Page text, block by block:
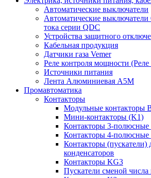
Автоматические выключатели
Автоматические выключатели
тока серии QDC
Устройства защитного
Кабельная продукция
Датчики газа Vemer
Реле контроля мощности (Реле
Источники питания
Лента Алюминиевая А5М
Промавтоматика
Контакторы
Модульные контакторы
Мини-контакторы (K1)
Контакторы 3-
Контакторы 4-полюсные
Контакторы (пускатели)
конденсаторов
Контакторы KG3
Пускатели сменой